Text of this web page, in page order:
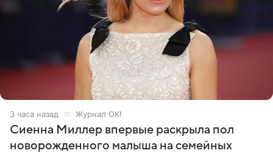
3 часа назад Журнал OK!
Сиенна Миллер впервые раскрыла пол
новорожденного малыша на семейных